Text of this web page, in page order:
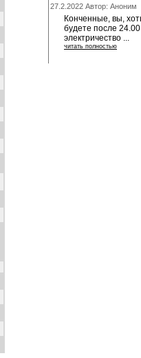
27.2.2022 Автор: Аноним
Конченные, вы,
будете после
электричество ...
читать полностью